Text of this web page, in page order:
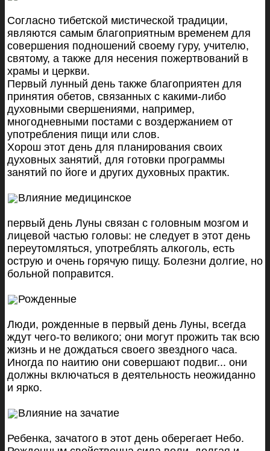
Согласно тибетской мистической традиции,
являются самым благоприятным временем для
совершения подношений своему гуру, учителю,
святому, а также для несения пожертвований в
храмы и церкви.
Первый лунный день также благоприятен для
принятия обетов, связанных с какими-либо
духовными свершениями, например,
многодневными постами с воздержанием от
употребления пищи или слов.
Хорош этот день для планирования своих
духовных занятий, для готовки программы
занятий по йоге и других духовных практик.
Влияние медицинское
первый день Луны связан с головным мозгом и
лицевой частью головы: не следует в этот день
переутомляться, употреблять алкоголь, есть
острую и очень горячую пищу. Болезни долгие, но
больной поправится.
Рожденные
Люди, рожденные в первый день Луны, всегда
ждут чего-то великого; они могут прожить так всю
жизнь и не дождаться своего звездного часа.
Иногда по наитию они совершают подвиг... они
должны включаться в деятельность неожиданно
и ярко.
Влияние на зачатие
Ребенка, зачатого в этот день оберегает Небо.